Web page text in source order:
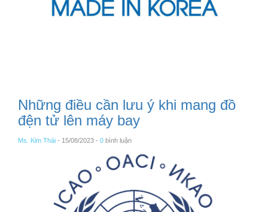
Những điều cần lưu ý khi mang đồ
đện tử lên máy bay
Ms. Kim Thái - 15/08/2023 - 0 bình luận